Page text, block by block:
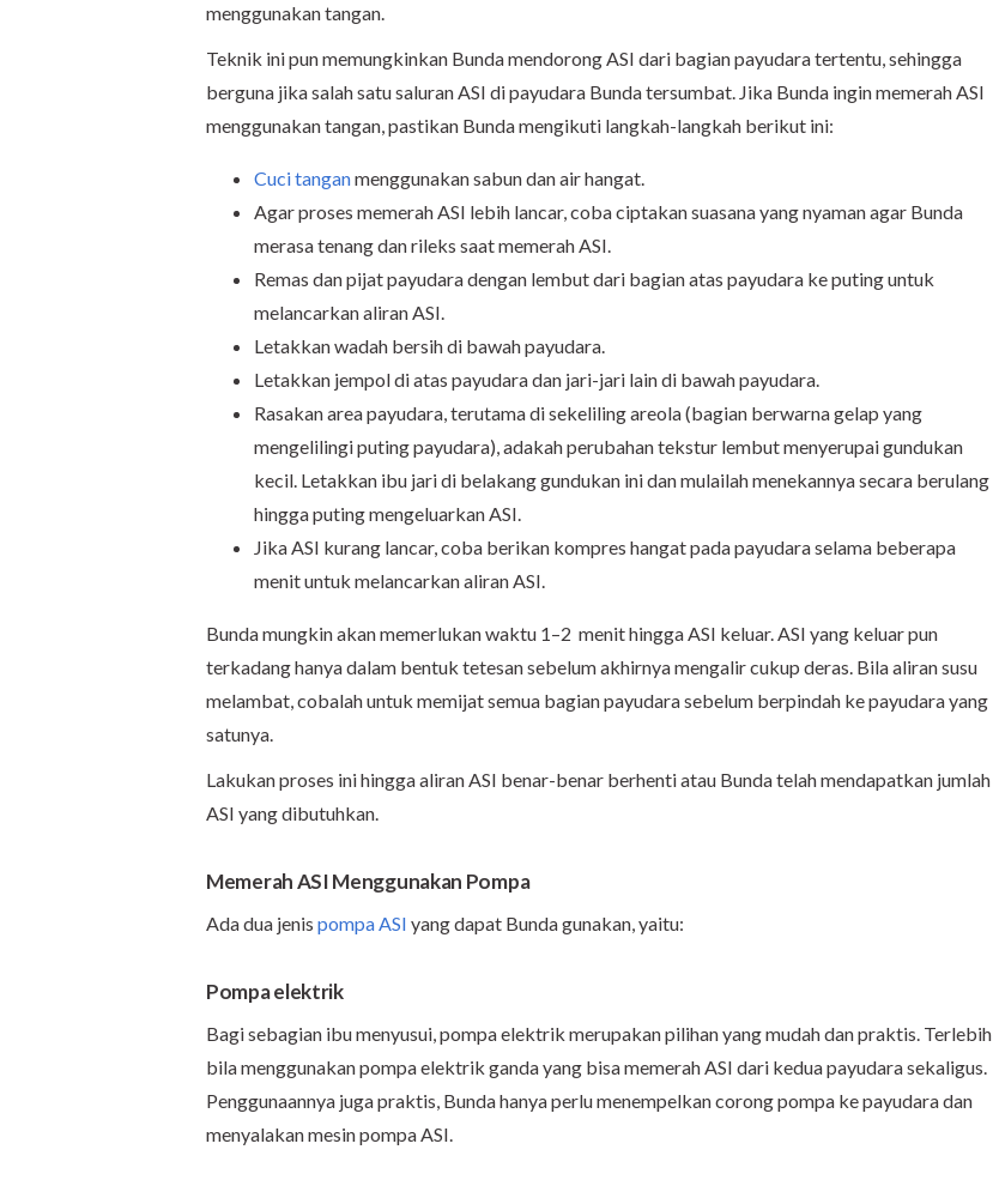
menggunakan tangan.
Teknik ini pun memungkinkan Bunda mendorong ASI dari bagian payudara tertentu, sehingga
berguna jika salah satu saluran ASI di payudara Bunda tersumbat. Jika Bunda ingin memerah ASI
menggunakan tangan, pastikan Bunda mengikuti langkah-langkah berikut ini:
Cuci tanganmenggunakan sabun dan air hangat.
Agar proses memerah ASI lebih lancar, coba ciptakan suasana yang nyaman agar Bunda
merasa tenang dan rileks saat memerah ASI.
Remas dan pijat payudara dengan lembut dari bagian atas payudara ke puting untuk
melancarkan aliran ASI.
Letakkan wadah bersih di bawah payudara.
Letakkan jempol di atas payudara dan jari-jari lain di bawah payudara.
Rasakan area payudara, terutama di sekeliling areola (bagian berwarna gelap yang
mengelilingi puting payudara), adakah perubahan tekstur lembut menyerupai gundukan
kecil. Letakkan ibu jari di belakang gundukan ini dan mulailah menekannya secara berulang
hingga puting mengeluarkan ASI.
Jika ASI kurang lancar, coba berikan kompres hangat pada payudara selama beberapa
menit untuk melancarkan aliran ASI.
Bunda mungkin akan memerlukan waktu 1–2 menit hingga ASI keluar. ASI yang keluar pun
terkadang hanya dalam bentuk tetesan sebelum akhirnya mengalir cukup deras. Bila aliran susu
melambat, cobalah untuk memijat semua bagian payudara sebelum berpindah ke payudara yang
satunya.
Lakukan proses ini hingga aliran ASI benar-benar berhenti atau Bunda telah mendapatkan jumlah
ASI yang dibutuhkan.
Memerah ASI Menggunakan Pompa
Ada dua jenis pompa ASI yang dapat Bunda gunakan, yaitu:
Pompa elektrik
Bagi sebagian ibu menyusui, pompa elektrik merupakan pilihan yang mudah dan praktis. Terlebih
bila menggunakan pompa elektrik ganda yang bisa memerah ASI dari kedua payudara sekaligus.
Penggunaannya juga praktis, Bunda hanya perlu menempelkan corong pompa ke payudara dan
menyalakan mesin pompa ASI.